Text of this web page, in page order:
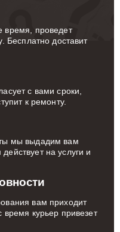
время, проведет
Бесплатно доставит
с вами сроки,
к ремонту.
мы выдадим вам
на услуги и
вам приходит
курьер привезет